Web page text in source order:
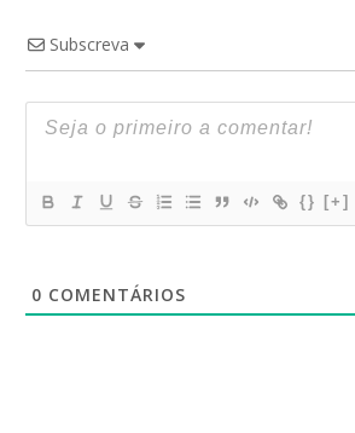
Subscreva
{} [+]
0 COMENTÁRIOS